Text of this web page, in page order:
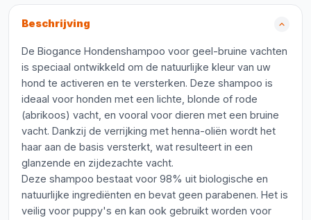
Beschrijving
De Biogance Hondenshampoo voor geel-bruine vachten
is speciaal ontwikkeld om de natuurlijke kleur van uw
hond te activeren en te versterken. Deze shampoo is
ideaal voor honden met een lichte, blonde of rode
(abrikoos) vacht, en vooral voor dieren met een bruine
vacht. Dankzij de verrijking met henna-oliën wordt het
haar aan de basis versterkt, wat resulteert in een
glanzende en zijdezachte vacht.
Deze shampoo bestaat voor 98% uit biologische en
natuurlijke ingrediënten en bevat geen parabenen. Het is
veilig voor puppy's en kan ook gebruikt worden voor